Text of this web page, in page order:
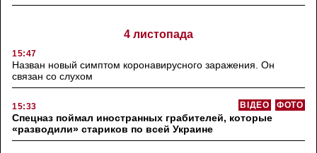
4 листопада
15:47
Назван новый симптом коронавирусного заражения. Он
связан со слухом
15:33 ФОТО
ВІДЕО
Спецназ поймал иностранных грабителей, которые
«разводили» стариков по всей Украине